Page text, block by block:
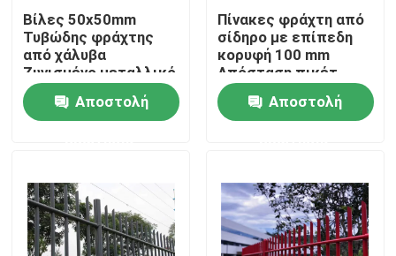
Ποιοτικός έλεγχος
Επικοινωνήστε μαζί μας
ενωμένη στενά περίφραξη πλέγματος
Βίλες 50x50mm
Τυβώδης φράχτης
από χάλυβα
Ζυγισμένο μεταλλικό
πάνελ
Σιδηροτροχιακό
πλέγμα
Αποστολή
Πίνακες φράχτη από
σίδηρο με επίπεδη
κορυφή 100 mm
Απόσταση πικέτ
τετράγωνος
σωλήνας οριζόντια
σιδηροτροχιά
Αποστολή